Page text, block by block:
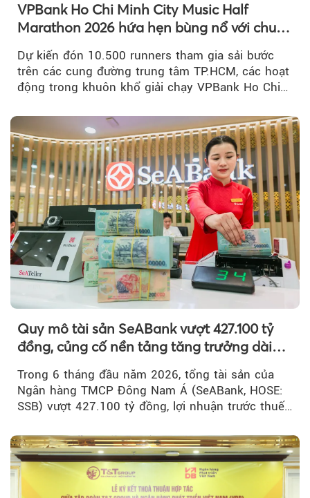
VPBank Ho Chi Minh City Music Half
Marathon 2026 hứa hẹn bùng nổ với chuỗi
hoạt động đa trải nghiệm
Dự kiến đón 10.500 runners tham gia sải bước
trên các cung đường trung tâm TP.HCM, các hoạt
động trong khuôn khổ giải chạy VPBank Ho Chi
Quy mô tài sản SeABank vượt 427.100 tỷ
đồng, củng cố nền tảng tăng trưởng dài
Trong 6 tháng đầu năm 2026, tổng tài sản của
Ngân hàng TMCP Đông Nam Á (SeABank, HOSE:
SSB) vượt 427.100 tỷ đồng, lợi nhuận trước thuế